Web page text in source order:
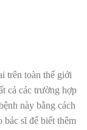
trên toàn thế giới
cả các trường hợp
này bằng cách
bác sĩ để biết thêm